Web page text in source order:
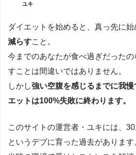
ユキ
ダイエットを始めると、真っ先に
減らすこと。
今までのあなたが食べ過ぎだった
すことは間違いではありません。
しかし強い空腹を感じるまでに我
エットは100%失敗に終わります。
このサイトの運営者・ユキには、
というデブに育った過去があります